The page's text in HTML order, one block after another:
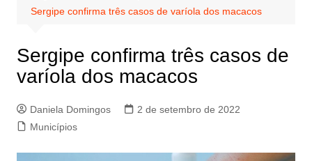
Sergipe confirma três casos de varíola dos macacos
Sergipe confirma três casos de
varíola dos macacos
Daniela Domingos
2 de setembro de 2022
Municípios